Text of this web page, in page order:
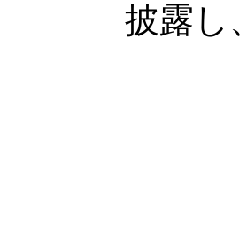
披露し